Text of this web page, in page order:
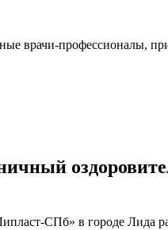
врачи-профессионалы,
СПб» в городе Лида